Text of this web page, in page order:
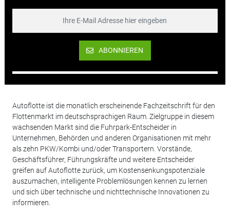
ABONNIEREN
Autoflotte ist die monatlich erscheinende Fachzeitschrift für den
Flottenmarkt im deutschsprachigen Raum. Zielgruppe in diesem
wachsenden Markt sind die Fuhrpark-Entscheider in
Unternehmen, Behörden und anderen Organisationen mit mehr
als zehn PKW/Kombi und/oder Transportern. Vorstände,
Geschäftsführer, Führungskräfte und weitere Entscheider
greifen auf Autoflotte zurück, um Kostensenkungspotenziale
auszumachen, intelligente Problemlösungen kennen zu lernen
und sich über technische und nichttechnische Innovationen zu
informieren.